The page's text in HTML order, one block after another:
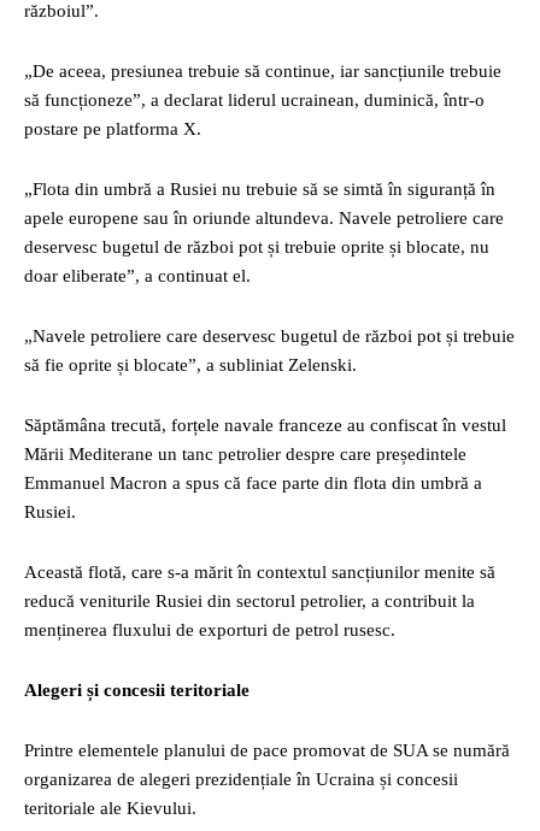
războiul”.
„De aceea, presiunea trebuie să continue, iar sancțiunile trebuie
să funcționeze”, a declarat liderul ucrainean, duminică, într-o
postare pe platforma X.
„Flota din umbră a Rusiei nu trebuie să se simtă în siguranță în
apele europene sau în oriunde altundeva. Navele petroliere care
deservesc bugetul de război pot și trebuie oprite și blocate, nu
doar eliberate”, a continuat el.
„Navele petroliere care deservesc bugetul de război pot și trebuie
să fie oprite și blocate”, a subliniat Zelenski.
Săptămâna trecută, forțele navale franceze au confiscat în vestul
Mării Mediterane un tanc petrolier despre care președintele
Emmanuel Macron a spus că face parte din flota din umbră a
Rusiei.
Această flotă, care s-a mărit în contextul sancțiunilor menite să
reducă veniturile Rusiei din sectorul petrolier, a contribuit la
menținerea fluxului de exporturi de petrol rusesc.
Alegeri și concesii teritoriale
Printre elementele planului de pace promovat de SUA se numără
organizarea de alegeri prezidențiale în Ucraina și concesii
teritoriale ale Kievului.